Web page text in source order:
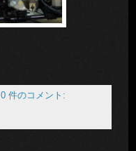
0 件のコメント: